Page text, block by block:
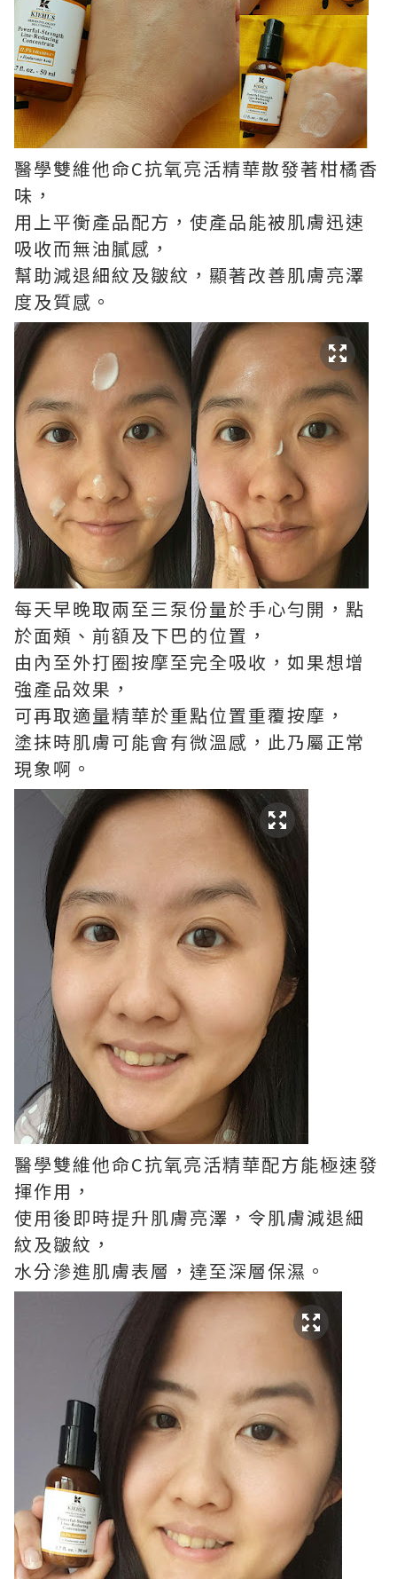
醫學雙維他命C抗氧亮活精華散發著柑橘香
味，
用上平衡產品配方，使產品能被肌膚迅速
吸收而無油膩感，
幫助減退細紋及皺紋，顯著改善肌膚亮澤
度及質感。
每天早晚取兩至三泵份量於手心勻開，點
於面頰、前額及下巴的位置，
由內至外打圈按摩至完全吸收，如果想增
強產品效果，
可再取適量精華於重點位置重覆按摩，
塗抹時肌膚可能會有微溫感，此乃屬正常
現象啊。
醫學雙維他命C抗氧亮活精華配方能極速發
揮作用，
使用後即時提升肌膚亮澤，令肌膚減退細
紋及皺紋，
水分滲進肌膚表層，達至深層保濕。